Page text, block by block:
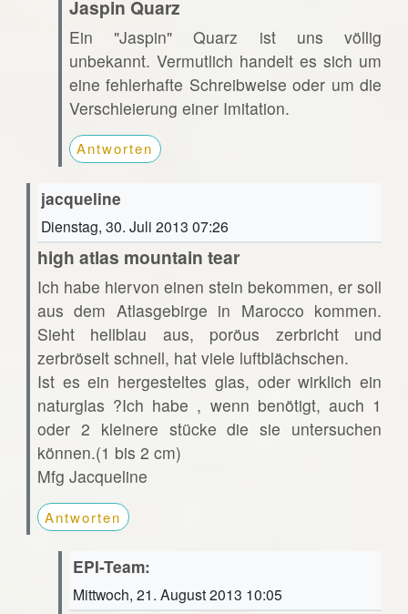
Jaspin Quarz
Ein "Jaspin" Quarz ist uns völlig
unbekannt. Vermutlich handelt es sich um
eine fehlerhafte Schreibweise oder um die
Verschleierung einer Imitation.
Antworten
jacqueline
Dienstag, 30. Juli 2013 07:26
high atlas mountain tear
Ich habe hiervon einen stein bekommen, er soll
aus dem Atlasgebirge in Marocco kommen.
Sieht hellblau aus, poröus zerbricht und
zerbröselt schnell, hat viele luftblächschen.
Ist es ein hergesteltes glas, oder wirklich ein
naturglas ?Ich habe , wenn benötigt, auch 1
oder 2 kleinere stücke die sie untersuchen
können.(1 bis 2 cm)
Mfg Jacqueline
Antworten
EPI-Team:
Mittwoch, 21. August 2013 10:05